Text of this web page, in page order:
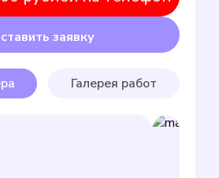
заявку
Галерея работ